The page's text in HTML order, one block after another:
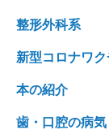
整形外科系
新型コロナワ
本の紹介
歯・口腔の病気